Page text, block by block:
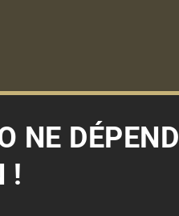
NE DÉPEND
!